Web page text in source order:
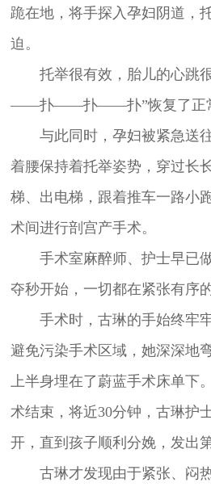
跪在地，将手探入孕妇阴道，
迫。
托举很有效，胎儿的心跳很
——扑——扑——扑”恢复了正常
与此同时，孕妇被紧急送往
着腰保持着托举姿势，穿过长
梯、出电梯，跟着推车一路小
术间进行剖宫产手术。
手术室麻醉师、护士早已做
夺秒开始，一切都在紧张有序的
手术时，古琳的手始终牢牢
避免污染手术区域，她深深地
上半身埋在了蔚蓝手术床单下
术结束，将近30分钟，古琳护
开，直到孩子顺利分娩，发出
古琳才发现由于紧张、闷热